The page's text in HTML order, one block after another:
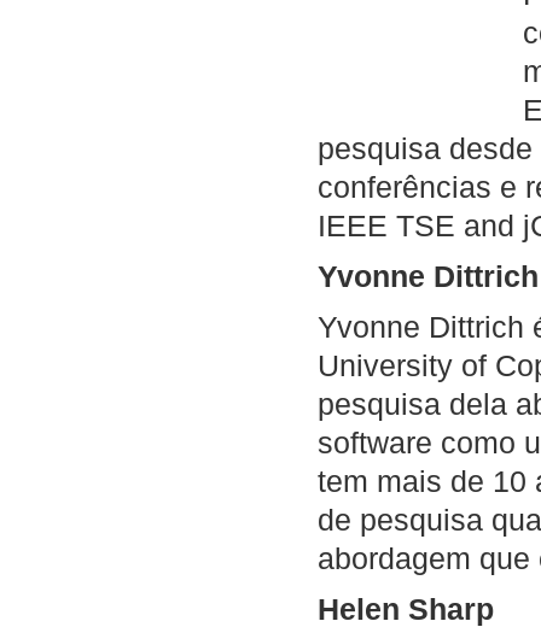
pesquisa
conferências e
IEEE TSE and
Yvonne Dittrich
Yvonne Dittrich
University of
pesquisa dela
software como
tem mais de 10
de pesquisa
abordagem
Helen Sharp